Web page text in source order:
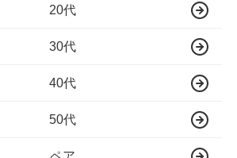
20代
30代
40代
50代